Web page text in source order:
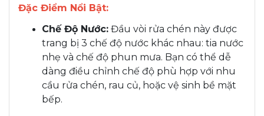
Đặc Điểm Nổi Bật:
Chế Độ Nước: Đầu vòi rửa chén này được
trang bị 3 chế độ nước khác nhau: tia nước
nhẹ và chế độ phun mưa. Bạn có thể dễ
dàng điều chỉnh chế độ phù hợp với nhu
cầu rửa chén, rau củ, hoặc vệ sinh bề mặt
bếp.